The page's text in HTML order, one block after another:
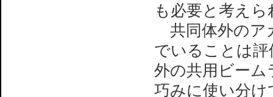
も必要と考えら
共同体外のア
でいることは
外の共用ビーム
巧みに使い分け